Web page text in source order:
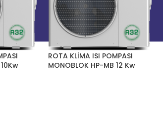
ROTA KLİMA ISI POMPASI
MONOBLOK HP-MB 12 Kw